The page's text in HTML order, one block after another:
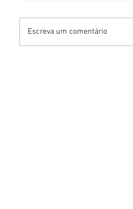
Escreva um comentário